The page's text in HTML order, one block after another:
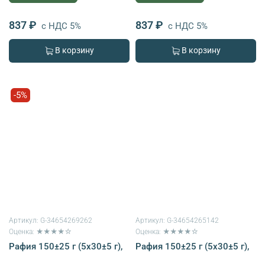
837 ₽ с НДС 5%
В корзину
837 ₽ с НДС 5%
В корзину
-5%
Артикул: G-34654269262
Оценка: ★★★★☆
Рафия 150±25 г (5х30±5 г),
Артикул: G-34654265142
Оценка: ★★★★☆
Рафия 150±25 г (5х30±5 г),